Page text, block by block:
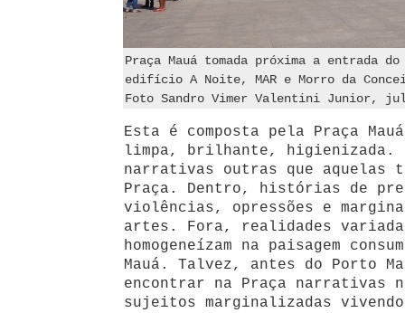
Praça Mauá tomada próxima a entrada do
edifício A Noite, MAR e Morro da
Foto Sandro Vimer Valentini Junior,
Esta é composta pela Praça
limpa, brilhante, higienizada.
narrativas outras que aquelas
Praça. Dentro, histórias de
violências, opressões e
artes. Fora, realidades
homogeneízam na paisagem
Mauá. Talvez, antes do Porto
encontrar na Praça narrativas
sujeitos marginalizadas